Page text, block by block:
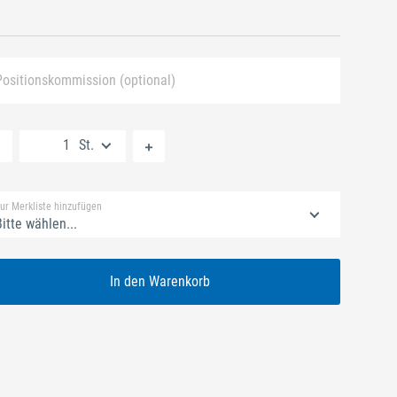
(optional)
St.
Merkliste hinzufügen
wählen...
In den Warenkorb